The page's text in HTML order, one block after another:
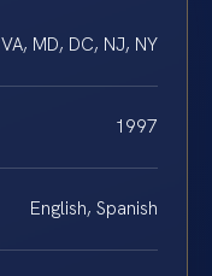
VA, MD, DC, NJ, NY
1997
English, Spanish